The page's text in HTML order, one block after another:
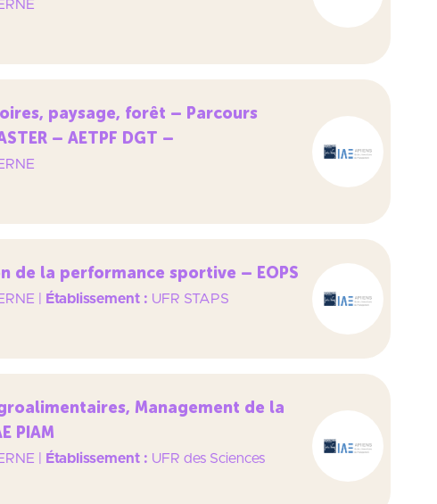
paysage, forêt – Parcours
– AETPF DGT –
de la performance sportive – EOPS
Établissement : UFR STAPS
Management de la
PIAM
Établissement : UFR des Sciences